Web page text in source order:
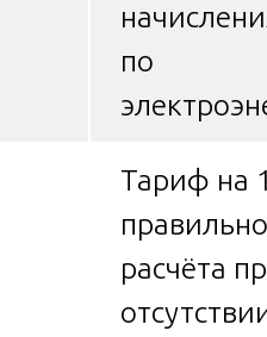
по
Тариф на
расчёта